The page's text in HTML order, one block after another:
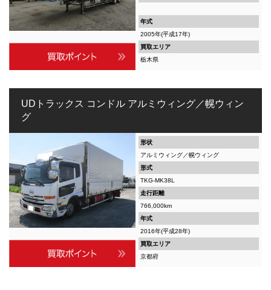
年式
2005年(平成17年)
買取エリア
栃木県
UDトラックス コンドル アルミウィング／幌ウィン
グ
形状
アルミウィング／幌ウィング
形式
TKG-MK38L
走行距離
766,000km
年式
2016年(平成28年)
買取エリア
京都府